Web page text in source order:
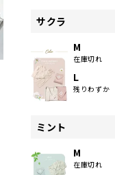
サクラ
M
在庫切れ
L
残りわずか
ミント
M
在庫切れ